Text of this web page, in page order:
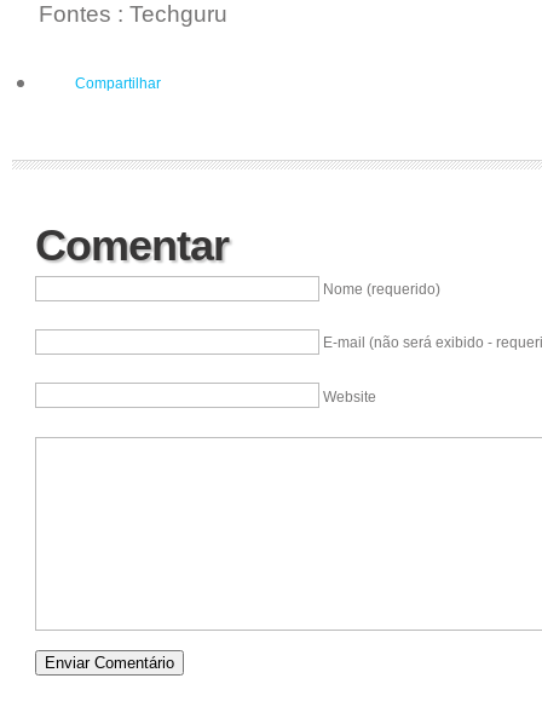
Fontes : Techguru
Compartilhar
Comentar
Nome (requerido)
E-mail (não será exibido -
Website